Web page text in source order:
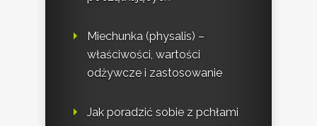
Miechunka (physalis) –
właściwości, wartości
odżywcze i zastosowanie
Jak poradzić sobie z pchłami